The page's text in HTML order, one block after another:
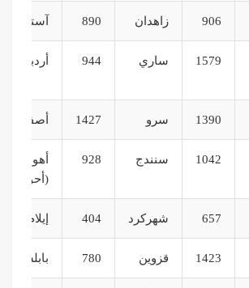
906 زاهدان 890 آستارا
1579 ساري 944 أردبيل
1390 سرو 1427 أصفهان
1042 سنندج 928
أهواز
(أحواز)
657 شهركرد 404 إيلام
1423 قزوين 780 بابلسر